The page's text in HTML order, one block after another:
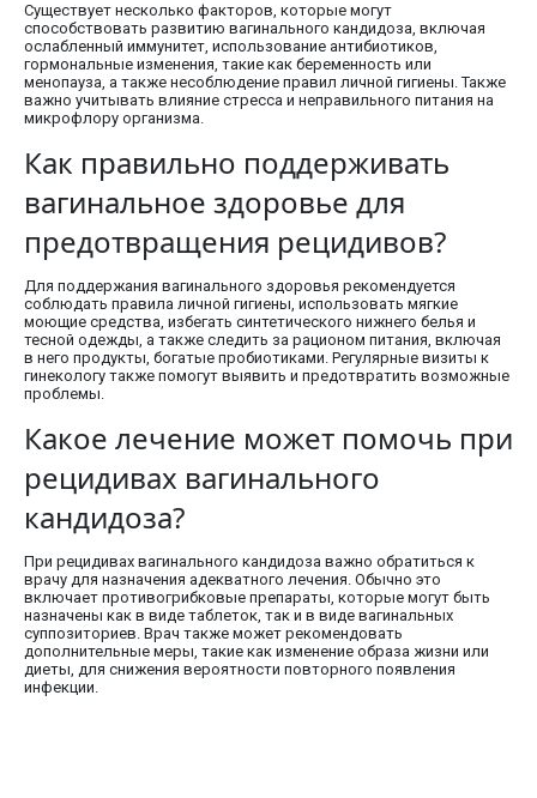
Существует несколько факторов, которые могут
способствовать развитию вагинального кандидоза, включая
ослабленный иммунитет, использование антибиотиков,
гормональные изменения, такие как беременность или
менопауза, а также несоблюдение правил личной гигиены. Также
важно учитывать влияние стресса и неправильного питания на
микрофлору организма.
Как правильно поддерживать
вагинальное здоровье для
предотвращения рецидивов?
Для поддержания вагинального здоровья рекомендуется
соблюдать правила личной гигиены, использовать мягкие
моющие средства, избегать синтетического нижнего белья и
тесной одежды, а также следить за рационом питания, включая
в него продукты, богатые пробиотиками. Регулярные визиты к
гинекологу также помогут выявить и предотвратить возможные
проблемы.
Какое лечение может помочь при
рецидивах вагинального
кандидоза?
При рецидивах вагинального кандидоза важно обратиться к
врачу для назначения адекватного лечения. Обычно это
включает противогрибковые препараты, которые могут быть
назначены как в виде таблеток, так и в виде вагинальных
суппозиториев. Врач также может рекомендовать
дополнительные меры, такие как изменение образа жизни или
диеты, для снижения вероятности повторного появления
инфекции.